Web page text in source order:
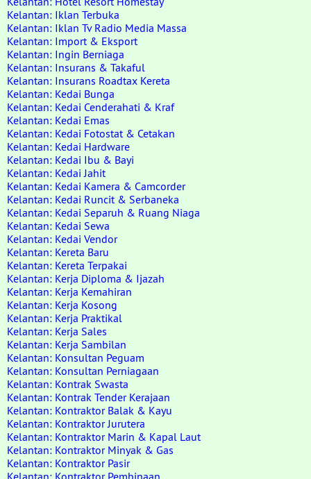
Kelantan: Iklan Terbuka
Kelantan: Iklan Tv Radio Media Massa
Kelantan: Import & Eksport
Kelantan: Ingin Berniaga
Kelantan: Insurans & Takaful
Kelantan: Insurans Roadtax Kereta
Kelantan: Kedai Bunga
Kelantan: Kedai Cenderahati & Kraf
Kelantan: Kedai Emas
Kelantan: Kedai Fotostat & Cetakan
Kelantan: Kedai Hardware
Kelantan: Kedai Ibu & Bayi
Kelantan: Kedai Jahit
Kelantan: Kedai Kamera & Camcorder
Kelantan: Kedai Runcit & Serbaneka
Kelantan: Kedai Separuh & Ruang Niaga
Kelantan: Kedai Sewa
Kelantan: Kedai Vendor
Kelantan: Kereta Baru
Kelantan: Kereta Terpakai
Kelantan: Kerja Diploma & Ijazah
Kelantan: Kerja Kemahiran
Kelantan: Kerja Kosong
Kelantan: Kerja Praktikal
Kelantan: Kerja Sales
Kelantan: Kerja Sambilan
Kelantan: Konsultan Peguam
Kelantan: Konsultan Perniagaan
Kelantan: Kontrak Swasta
Kelantan: Kontrak Tender Kerajaan
Kelantan: Kontraktor Balak & Kayu
Kelantan: Kontraktor Jurutera
Kelantan: Kontraktor Marin & Kapal Laut
Kelantan: Kontraktor Minyak & Gas
Kelantan: Kontraktor Pasir
Kelantan: Kontraktor Pembinaan